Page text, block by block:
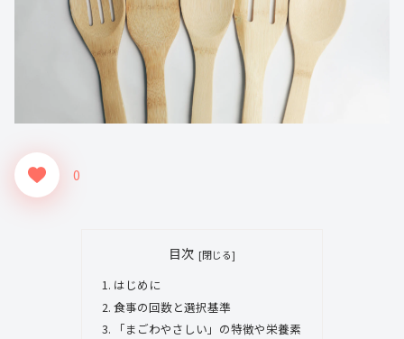
0
目次
はじめに
食事の回数と選択基準
「まごわやさしい」の特徴や栄養素